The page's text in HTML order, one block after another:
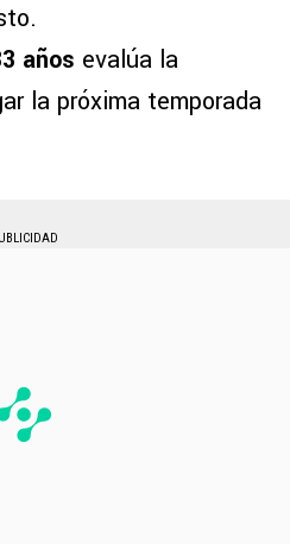
años evalúa la
la próxima temporada